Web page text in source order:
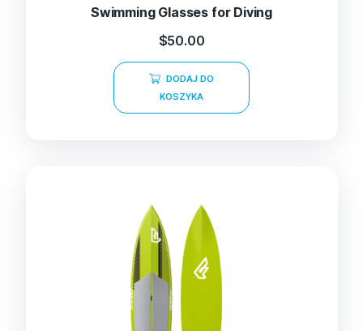
Swimming Glasses for Diving
$50.00
DODAJ DO
KOSZYKA